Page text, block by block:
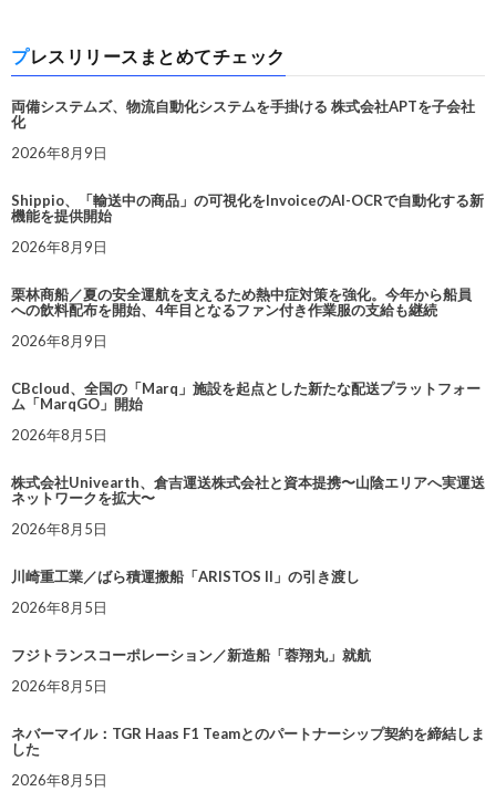
プレスリリースまとめてチェック
両備システムズ、物流自動化システムを手掛ける 株式会社APTを子会社
化
2026年8月9日
Shippio、「輸送中の商品」の可視化をInvoiceのAI-OCRで自動化する新
機能を提供開始
2026年8月9日
栗林商船／夏の安全運航を支えるため熱中症対策を強化。今年から船員
への飲料配布を開始、4年目となるファン付き作業服の支給も継続
2026年8月9日
CBcloud、全国の「Marq」施設を起点とした新たな配送プラットフォー
ム「MarqGO」開始
2026年8月5日
株式会社Univearth、倉吉運送株式会社と資本提携〜山陰エリアへ実運送
ネットワークを拡大〜
2026年8月5日
川崎重工業／ばら積運搬船「ARISTOS II」の引き渡し
2026年8月5日
フジトランスコーポレーション／新造船「蓉翔丸」就航
2026年8月5日
ネバーマイル：TGR Haas F1 Teamとのパートナーシップ契約を締結しま
した
2026年8月5日